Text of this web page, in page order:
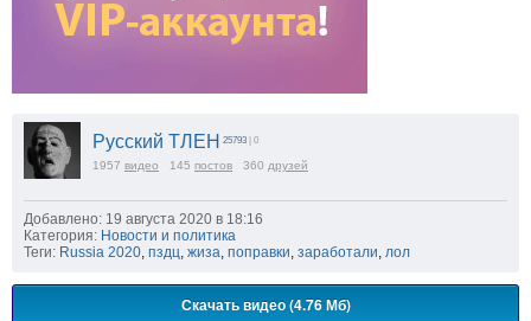
Русский ТЛЕН 25793 | 0
1957 видео 145 постов 360 друзей
Добавлено: 19 августа 2020 в 18:16
Категория: Новости и политика
Теги: Russia 2020, пздц, жиза, поправки, заработали, лол
Скачать видео (4.76 Мб)